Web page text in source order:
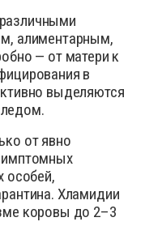
алиментарным,
— от матери к
в
выделяются
от явно
особей,
Хламидии
коровы до 2–3